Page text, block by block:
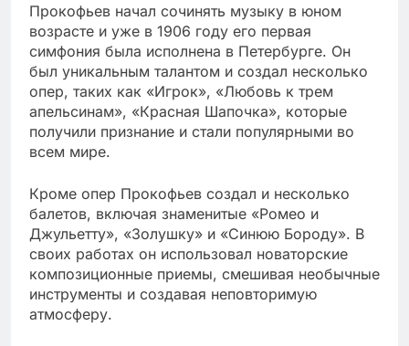
Прокофьев начал сочинять музыку в юном
возрасте и уже в 1906 году его первая
симфония была исполнена в Петербурге. Он
был уникальным талантом и создал несколько
опер, таких как «Игрок», «Любовь к трем
апельсинам», «Красная Шапочка», которые
получили признание и стали популярными во
всем мире.
Кроме опер Прокофьев создал и несколько
балетов, включая знаменитые «Ромео и
Джульетту», «Золушку» и «Синюю Бороду». В
своих работах он использовал новаторские
композиционные приемы, смешивая необычные
инструменты и создавая неповторимую
атмосферу.